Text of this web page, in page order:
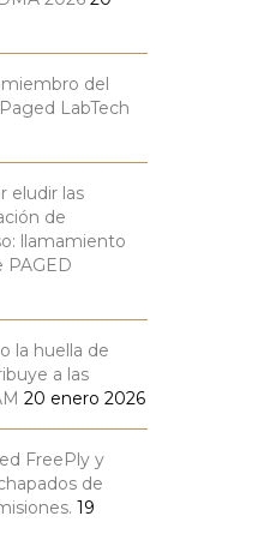
del
LabTech
eludir las
de
llamamiento
PAGED
la huella de
a las
20 enero 2026
FreePly y
de
19